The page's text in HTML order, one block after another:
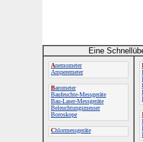
Eine
Anemometer
Amperemeter
Barometer
Baufeuchte-Messgeräte
Bau-Laser-Messgeräte
Beleuchtungsmesser
Boroskope
Chlormessgeräte